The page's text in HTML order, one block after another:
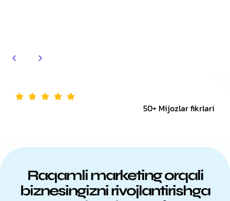
50+ Mijozlar fikrlari
Raqamli marketing orqali
biznesingizni rivojlantirishga